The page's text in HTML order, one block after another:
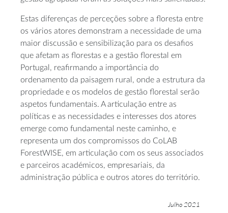
Estas diferenças de perceções sobre a floresta entre
os vários atores demonstram a necessidade de uma
maior discussão e sensibilização para os desafios
que afetam as florestas e a gestão florestal em
Portugal, reafirmando a importância do
ordenamento da paisagem rural, onde a estrutura da
propriedade e os modelos de gestão florestal serão
aspetos fundamentais. A articulação entre as
políticas e as necessidades e interesses dos atores
emerge como fundamental neste caminho, e
representa um dos compromissos do CoLAB
ForestWISE, em articulação com os seus associados
e parceiros académicos, empresariais, da
administração pública e outros atores do território.
Julho 2021